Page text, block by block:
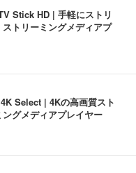
Stick HD | 手軽にストリ
トリーミングメディアプ
Select | 4Kの高画質スト
グメディアプレイヤー